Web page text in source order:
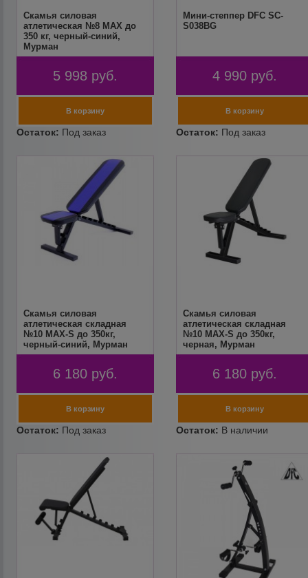
Скамья силовая
атлетическая №8 MAX до
350 кг, черный-синий,
Мурман
5 998 руб.
Мини-степпер DFC SC-
S038BG
4 990 руб.
Скамья силовая
атлетическая складная
№10 MAX-S до 350кг,
черный-синий, Мурман
6 180 руб.
Скамья силовая
атлетическая складная
№10 MAX-S до 350кг,
черная, Мурман
6 180 руб.